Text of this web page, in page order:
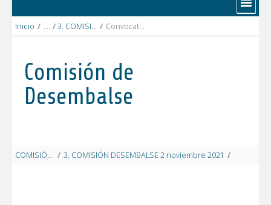
Inicio / 3. COMISIÓN DESEMBALSE 2 noviembre 2021 / Convocatoria Comision Desembalse.pdf
Comisión de
Desembalse
COMISIÓN DESEMBALSE 2021 / 3. COMISIÓN DESEMBALSE 2 noviembre 2021 /